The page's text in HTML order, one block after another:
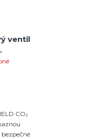
ventil
CO₂